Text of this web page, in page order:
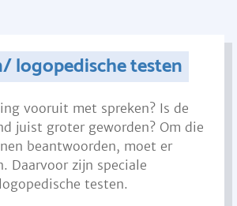
logopedische testen
vooruit met spreken? Is de
juist groter geworden? Om die
beantwoorden, moet er
Daarvoor zijn speciale
testen.